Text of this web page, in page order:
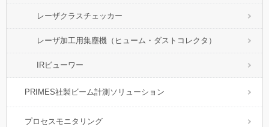
レーザクラスチェッカー
レーザ加工用集塵機（ヒューム・ダストコレクタ）
IRビューワー
PRIMES社製ビーム計測ソリューション
プロセスモニタリング